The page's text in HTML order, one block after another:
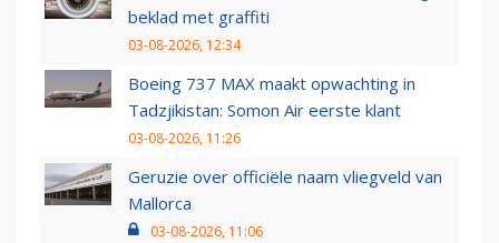
beklad met graffiti
03-08-2026, 12:34
Boeing 737 MAX maakt opwachting in
Tadzjikistan: Somon Air eerste klant
03-08-2026, 11:26
Geruzie over officiële naam vliegveld van
Mallorca
03-08-2026, 11:06